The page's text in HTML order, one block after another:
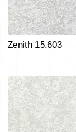
Zenith 15.603